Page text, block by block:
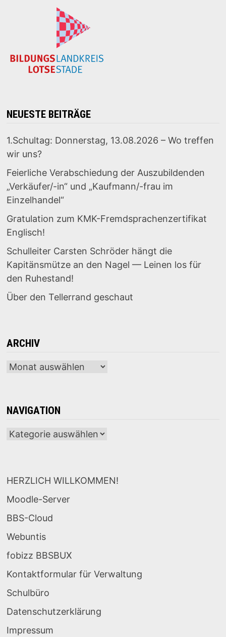
NEUESTE BEITRÄGE
1.Schultag: Donnerstag, 13.08.2026 – Wo treffen
wir uns?
Feierliche Verabschiedung der Auszubildenden
„Verkäufer/-in“ und „Kaufmann/-frau im
Einzelhandel“
Gratulation zum KMK-Fremdsprachenzertifikat
Englisch!
Schulleiter Carsten Schröder hängt die
Kapitänsmütze an den Nagel — Leinen los für
den Ruhestand!
Über den Tellerrand geschaut
ARCHIV
Archiv
NAVIGATION
Navigation
HERZLICH WILLKOMMEN!
Moodle-Server
BBS-Cloud
Webuntis
fobizz BBSBUX
Kontaktformular für Verwaltung
Schulbüro
Datenschutzerklärung
Impressum